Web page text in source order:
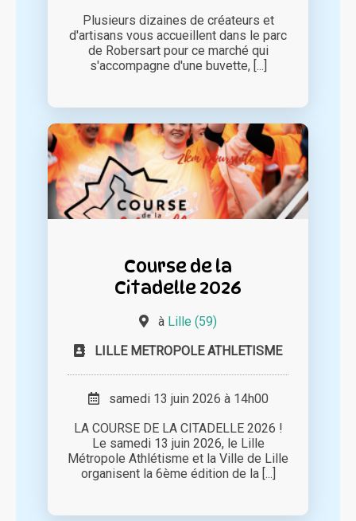
Plusieurs dizaines de créateurs et
d'artisans vous accueillent dans le parc
de Robersart pour ce marché qui
s'accompagne d'une buvette, [...]
Course de la
Citadelle 2026
à Lille (59)
LILLE METROPOLE ATHLETISME
samedi 13 juin 2026 à 14h00
LA COURSE DE LA CITADELLE 2026 !
Le samedi 13 juin 2026, le Lille
Métropole Athlétisme et la Ville de Lille
organisent la 6ème édition de la [...]